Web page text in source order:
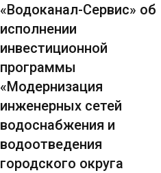
«Водоканал-Сервис» об
исполнении
инвестиционной
программы
«Модернизация
инженерных сетей
водоснабжения и
водоотведения
городского округа